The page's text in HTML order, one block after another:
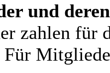
und
zahlen für
Für